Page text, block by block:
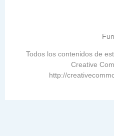
Todos los contenidos de
Creative
http://